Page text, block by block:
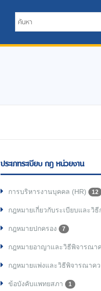
ประเภทระเบียบ กฎ หน่วยงาน
การบริหารงานบุคคล (HR) 12
กฎหมายเกี่ยวกับระเบียบและวิ
กฎหมายปกครอง 7
กฎหมายอาญาและวิธีพิจารณา
กฎหมายแพ่งและวิธีพิจารณาค
ข้อบังคับแพทยสภา 1